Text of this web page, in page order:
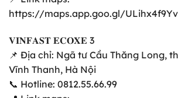
https://maps.app.goo.gl/
𝐕𝐈𝐍𝐅𝐀𝐒𝐓 𝐄𝐂𝐎𝐗𝐄 3
📌 Địa chỉ: Ngã tư Cầu Thăng Long,
Vĩnh Thanh, Hà Nội
📞 Hotline: 0812.55.66.99